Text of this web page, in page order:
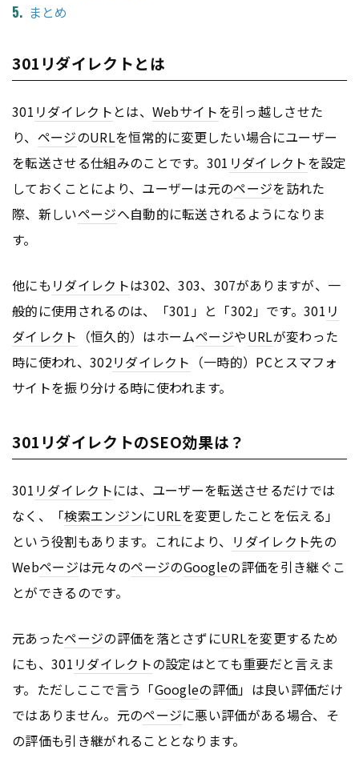
まとめ
301リダイレクトとは
301 リダイレクト とは、 Webサイトを引っ越しさせた
り、 ページのURLを恒常的に変更したい場合にユーザー
を転送させる仕組みのことです。301 リダイレクトを設定
しておくことにより、ユーザーは元のページを訪れた
際、新しいページへ自動的に転送されるようになりま
す。
他にも リダイレクトは302、303、307がありますが、一
般的に使用されるのは、「301」と「302」です。301 リ
ダイレクト （恒久的）はホームページやURLが変わった
時に使われ、302リダイレクト （一時的）PCとスマフォ
サイトを振り分ける時に使われます。
301リダイレクトのSEO効果は？
301 リダイレクトには、ユーザーを転送させるだけでは
なく、「検索エンジンにURLを変更したことを伝える」
という役割もあります。これにより、 リダイレクト先の
Webページは元々のページのGoogleの評価を引き継ぐこ
とができるのです。
元あったページの評価を落とさずにURLを変更するため
にも、301 リダイレクトの設定はとても重要だと言えま
す。ただしここで言う「Googleの評価」は良い評価だけ
ではありません。元のページに悪い評価がある場合、そ
の評価も引き継がれることとなります。